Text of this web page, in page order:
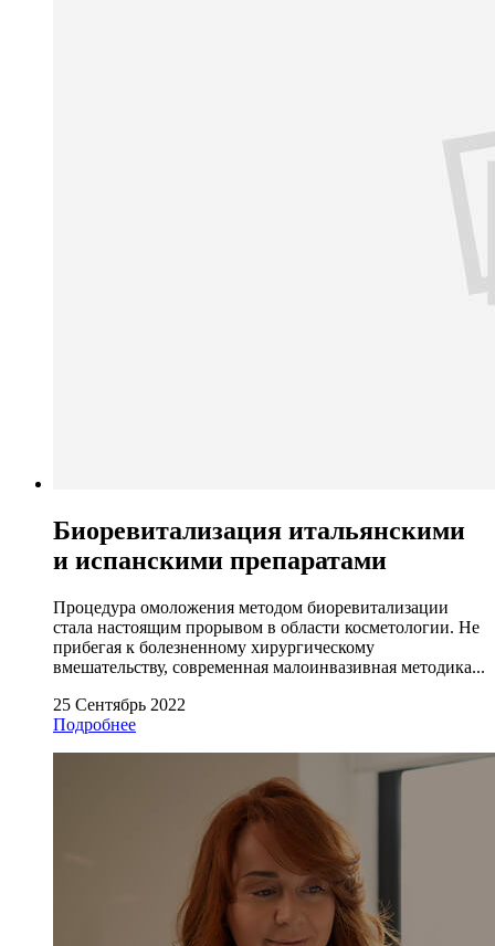
Биоревитализация итальянскими
и испанскими препаратами
Процедура омоложения методом биоревитализации
стала настоящим прорывом в области косметологии. Не
прибегая к болезненному хирургическому
вмешательству, современная малоинвазивная методика...
25 Сентябрь 2022
Подробнее